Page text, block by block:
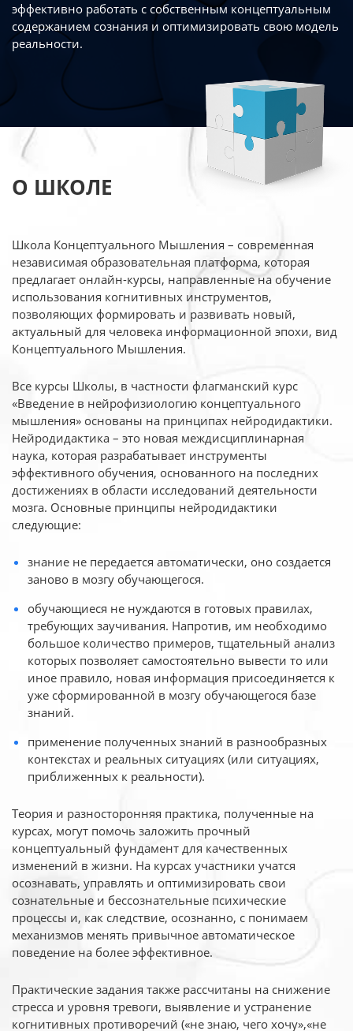
эффективно работать с собственным концептуальным
содержанием сознания и оптимизировать свою модель
реальности.
О ШКОЛЕ
Школа Концептуального Мышления – современная
независимая образовательная платформа, которая
предлагает онлайн-курсы, направленные на обучение
использования когнитивных инструментов,
позволяющих формировать и развивать новый,
актуальный для человека информационной эпохи, вид
Концептуального Мышления.
Все курсы Школы, в частности флагманский курс
«Введение в нейрофизиологию концептуального
мышления» основаны на принципах нейродидактики.
Нейродидактика – это новая междисциплинарная
наука, которая разрабатывает инструменты
эффективного обучения, основанного на последних
достижениях в области исследований деятельности
мозга. Основные принципы нейродидактики
следующие:
знание не передается автоматически, оно создается
заново в мозгу обучающегося.
обучающиеся не нуждаются в готовых правилах,
требующих заучивания. Напротив, им необходимо
большое количество примеров, тщательный анализ
которых позволяет самостоятельно вывести то или
иное правило, новая информация присоединяется к
уже сформированной в мозгу обучающегося базе
знаний.
применение полученных знаний в разнообразных
контекстах и реальных ситуациях (или ситуациях,
приближенных к реальности).
Теория и разносторонняя практика, полученные на
курсах, могут помочь заложить прочный
концептуальный фундамент для качественных
изменений в жизни. На курсах участники учатся
осознавать, управлять и оптимизировать свои
сознательные и бессознательные психические
процессы и, как следствие, осознанно, с понимаем
механизмов менять привычное автоматическое
поведение на более эффективное.
Практические задания также рассчитаны на снижение
стресса и уровня тревоги, выявление и устранение
когнитивных противоречий («не знаю, чего хочу»,«не